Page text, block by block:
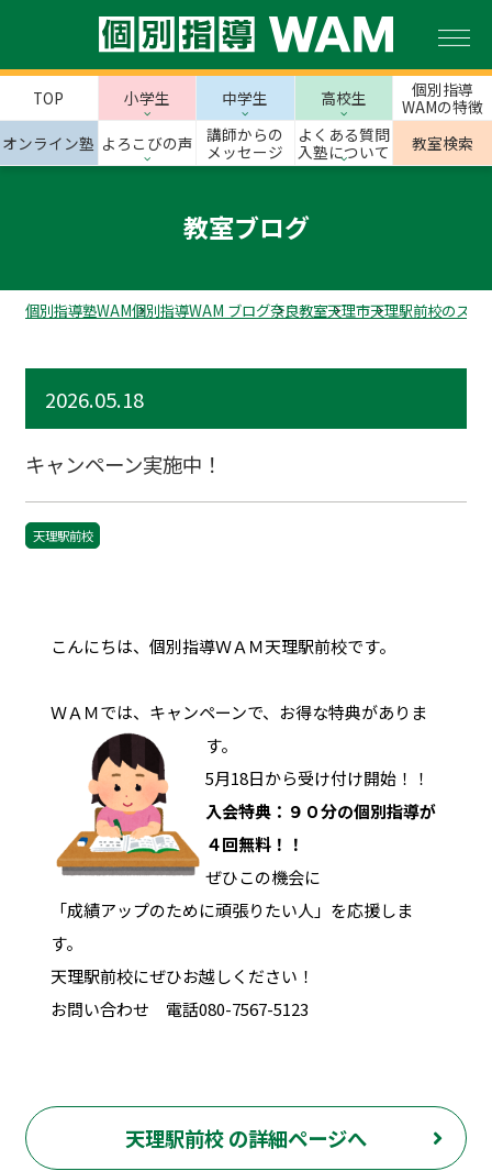
TOP 小学生 中学生 高校生
個別指導
WAMの特徴
オンライン塾 よろこびの声
講師からの
メッセージ
よくある質問
入塾について
教室検索
教室ブログ
個別指導塾WAM個別指導WAM ブログ奈良教室天理市天理駅前校のスタ
2026.05.18
キャンペーン実施中！
天理駅前校
こんにちは、個別指導ＷＡＭ天理駅前校です。
ＷＡＭでは、キャンペーンで、お得な特典がありま
す。
5月18日から受け付け開始！！
入会特典：９０分の個別指導が
４回無料！！
ぜひこの機会に
「成績アップのために頑張りたい人」を応援しま
す。
天理駅前校にぜひお越しください！
お問い合わせ 電話080-7567-5123
天理駅前校 の詳細ページへ